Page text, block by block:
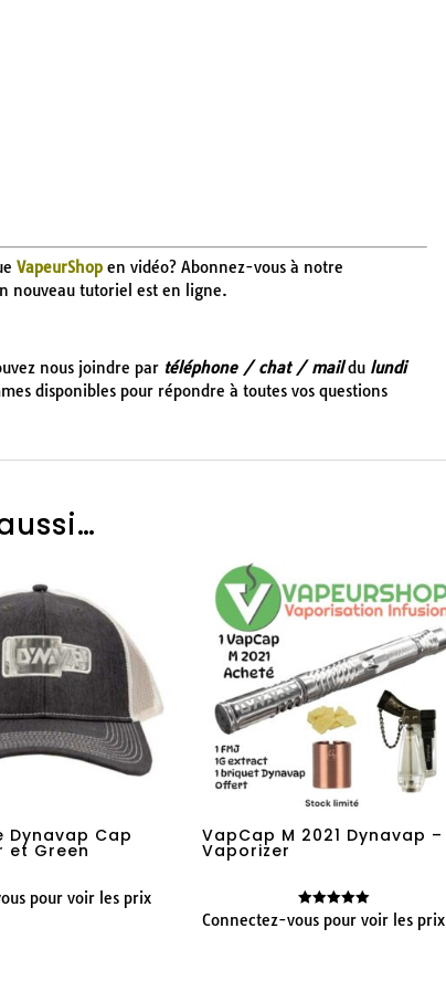
VapeurShopen vidéo? Abonnez-vous à notre
nouveau tutoriel est en ligne.
nous joindre par téléphone / chat / maildu lundi
disponibles pour répondre à toutes vos questions
Dynavap Cap
et Green
pour voir les prix
VapCap M 2021 Dynavap –
Vaporizer
Note
5.00
Connectez-vous pour voir les prix